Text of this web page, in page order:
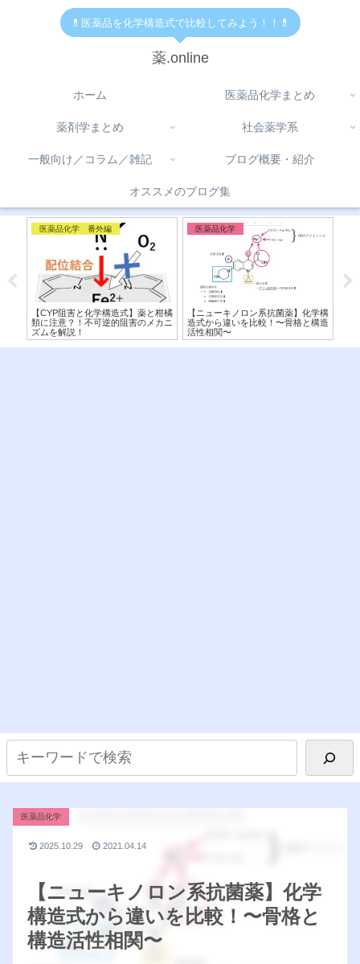
💊医薬品を化学構造式で比較してみよう！！💊
薬.online
ホーム 医薬品化学まとめ
薬剤学まとめ 社会薬学系
一般向け／コラム／雑記 ブログ概要・紹介
オススメのブログ集
医薬品化学 番外編
【CYP阻害と化学構造式】薬と柑橘
類に注意？！不可逆的阻害のメカニ
ズムを解説！
医薬品化学
【ニューキノロン系抗菌薬】化学構
造式から違いを比較！〜骨格と構造
活性相関〜
【ニューキノロン系抗菌薬】化学
構造式から違いを比較！〜骨格と
構造活性相関〜
医薬品化学
2025.10.29 2021.04.14